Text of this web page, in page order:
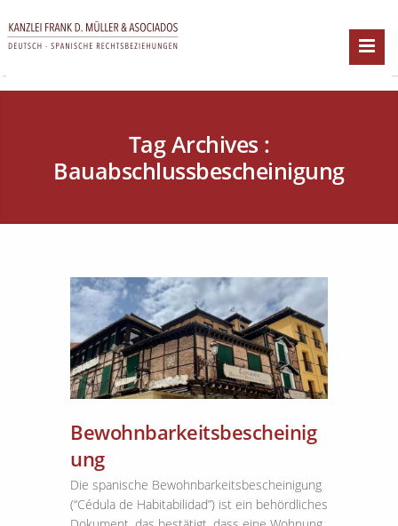
Tag Archives :
Bauabschlussbescheinigung
Bewohnbarkeitsbescheinig
ung
Die spanische Bewohnbarkeitsbescheinigung
(“Cédula de Habitabilidad”) ist ein behördliches